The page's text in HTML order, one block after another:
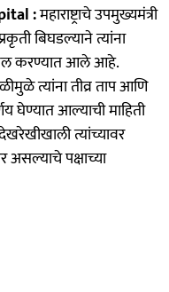
:महाराष्ट्राचे उपमुख्यमंत्री
बिघडल्याने त्यांना
करण्यात आले आहे.
त्यांना तीव्र ताप आणि
घेण्यात आल्याची माहिती
त्यांच्यावर
असल्याचे पक्षाच्या